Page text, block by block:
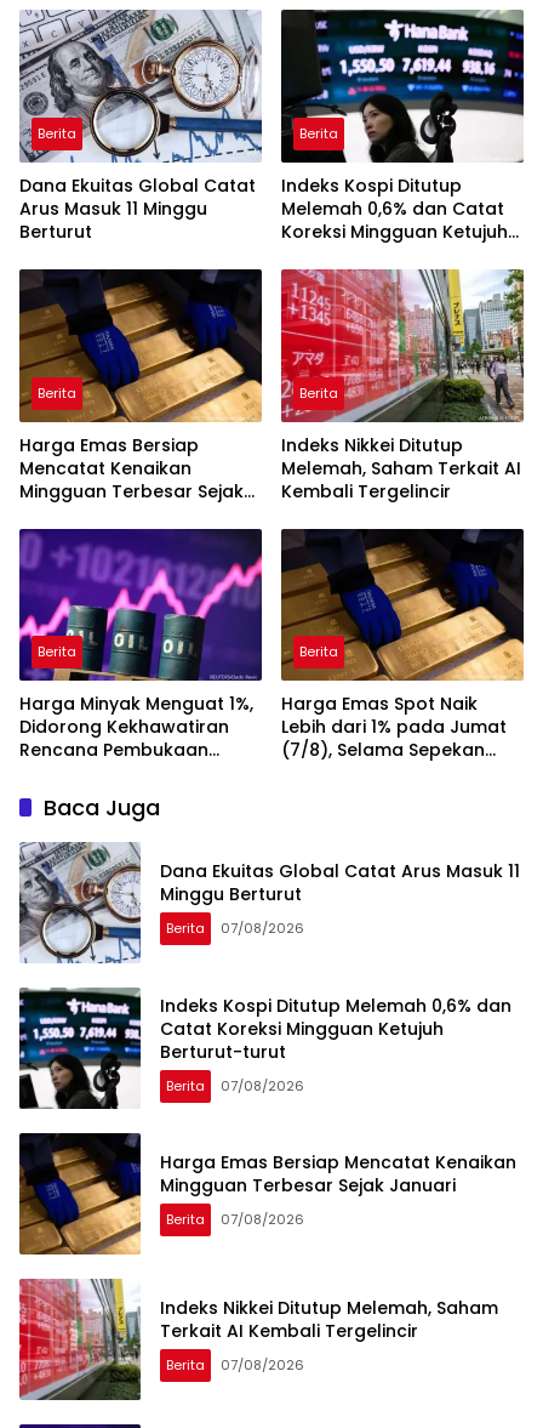
Berita
Dana Ekuitas Global Catat
Arus Masuk 11 Minggu
Berturut
Berita
Indeks Kospi Ditutup
Melemah 0,6% dan Catat
Koreksi Mingguan Ketujuh
Berita
Harga Emas Bersiap
Mencatat Kenaikan
Mingguan Terbesar Sejak
Berita
Indeks Nikkei Ditutup
Melemah, Saham Terkait AI
Kembali Tergelincir
Berita
Harga Minyak Menguat 1%,
Didorong Kekhawatiran
Rencana Pembukaan
Berita
Harga Emas Spot Naik
Lebih dari 1% pada Jumat
(7/8), Selama Sepekan
Baca Juga
Dana Ekuitas Global Catat Arus Masuk 11
Minggu Berturut
Berita 07/08/2026
Indeks Kospi Ditutup Melemah 0,6% dan
Catat Koreksi Mingguan Ketujuh
Berturut-turut
Berita 07/08/2026
Harga Emas Bersiap Mencatat Kenaikan
Mingguan Terbesar Sejak Januari
Berita 07/08/2026
Indeks Nikkei Ditutup Melemah, Saham
Terkait AI Kembali Tergelincir
Berita 07/08/2026